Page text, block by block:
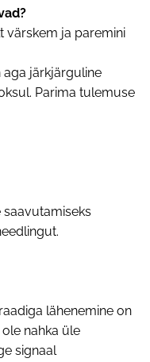
värskem ja paremini
aga järkjärguline
Parima tulemuse
lähenemine on
nahka üle
signaal